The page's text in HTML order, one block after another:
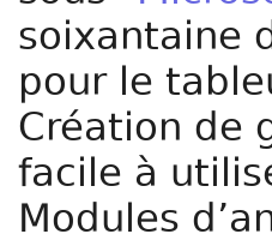
soixantaine
pour le
Création de
facile à
Modules